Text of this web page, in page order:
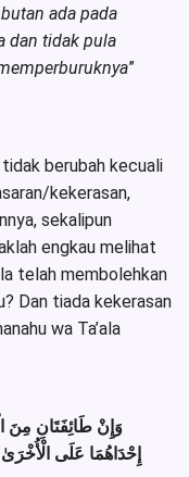
ada pada
dan tidak pula
”
tidak berubah kecuali
kekerasan,
sekalipun
engkau melihat
telah membolehkan
Dan tiada kekerasan
wa Ta’ala
وَإِنْ طَائِفَتَانِ مِنَ
إِحْدَاهُمَا عَلَى